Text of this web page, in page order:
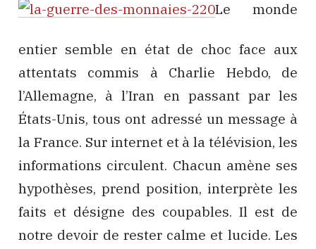
Le monde
entier semble en état de choc face aux
attentats commis à Charlie Hebdo, de
l’Allemagne, à l’Iran en passant par les
États-Unis, tous ont adressé un message à
la France. Sur internet et à la télévision, les
informations circulent. Chacun amène ses
hypothèses, prend position, interprète les
faits et désigne des coupables. Il est de
notre devoir de rester calme et lucide. Les